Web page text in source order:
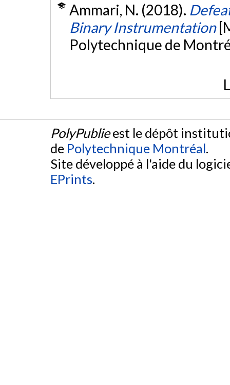
Ammari, N. (2018).
Binary Instrumentation
Polytechnique de
PolyPublieest le dépôt
de Polytechnique Montréal.
Site développé à l'aide du
EPrints.